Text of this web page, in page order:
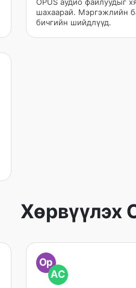
шахаарай. Мэргэжлийн
бичгийн шийдлүүд.
Хөрвүүлэх
Op
AC